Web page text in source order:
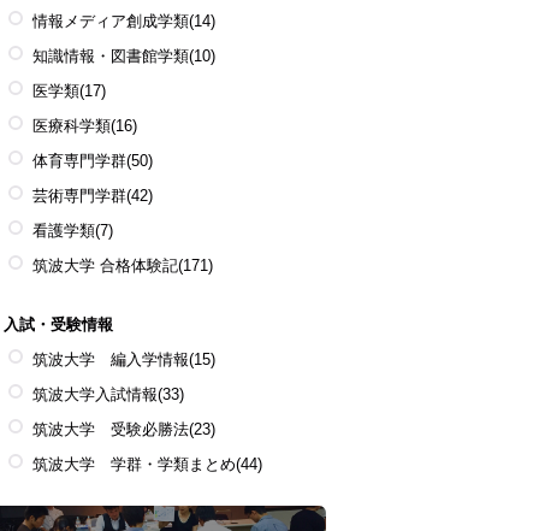
情報メディア創成学類(14)
知識情報・図書館学類(10)
医学類(17)
医療科学類(16)
体育専門学群(50)
芸術専門学群(42)
看護学類(7)
筑波大学 合格体験記(171)
入試・受験情報
筑波大学 編入学情報(15)
筑波大学入試情報(33)
筑波大学 受験必勝法(23)
筑波大学 学群・学類まとめ(44)